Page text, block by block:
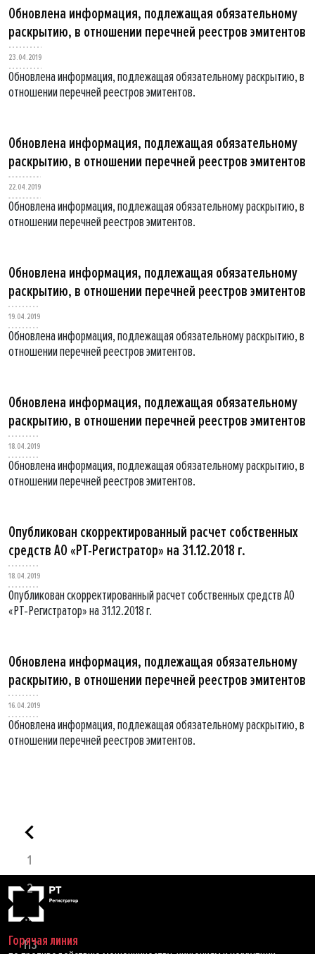
Обновлена информация, подлежащая обязательному
раскрытию, в отношении перечней реестров эмитентов
23.04.2019
Обновлена информация, подлежащая обязательному раскрытию, в
отношении перечней реестров эмитентов.
Обновлена информация, подлежащая обязательному
раскрытию, в отношении перечней реестров эмитентов
22.04.2019
Обновлена информация, подлежащая обязательному раскрытию, в
отношении перечней реестров эмитентов.
Обновлена информация, подлежащая обязательному
раскрытию, в отношении перечней реестров эмитентов
19.04.2019
Обновлена информация, подлежащая обязательному раскрытию, в
отношении перечней реестров эмитентов.
Обновлена информация, подлежащая обязательному
раскрытию, в отношении перечней реестров эмитентов
18.04.2019
Обновлена информация, подлежащая обязательному раскрытию, в
отношении перечней реестров эмитентов.
Опубликован скорректированный расчет собственных
средств АО «РТ-Регистратор» на 31.12.2018 г.
18.04.2019
Опубликован скорректированный расчет собственных средств АО
«РТ-Регистратор» на 31.12.2018 г.
Обновлена информация, подлежащая обязательному
раскрытию, в отношении перечней реестров эмитентов
16.04.2019
Обновлена информация, подлежащая обязательному раскрытию, в
отношении перечней реестров эмитентов.
1
2
...
113
Горячая линия